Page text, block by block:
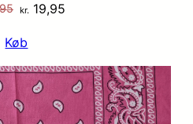
Den
pris
var:
kr. 29,95.
kr. 19,95
er:
kr. 19,95.
Køb